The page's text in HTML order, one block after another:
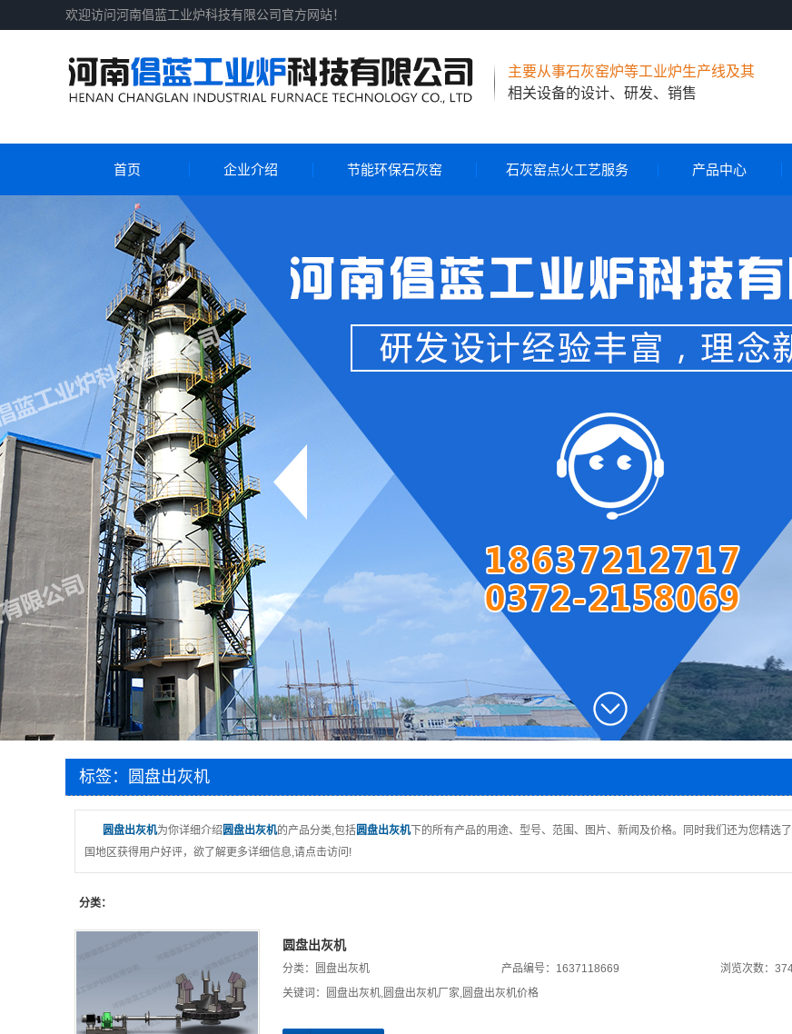
欢迎访问河南倡蓝工业炉科技有限公司官方网站！
主要从事石灰窑炉等工业炉生产线及其
相关设备的设计、研发、销售
首页 企业介绍 节能环保石灰窑 石灰窑点火工艺服务 产品中心
气煤两用石灰窑
石灰窑点火工艺服务
石灰窑电子称量设备
智能料位计
智能主令控制器
除尘器
脱硫塔
石灰窑专用卷扬机
2 3
标签：圆盘出灰机
圆盘出灰机为你详细介绍 圆盘出灰机的产品分类,包括圆盘出灰机下的所有产品的用途、型号、范围、图片、新闻及价格。同时我们还为您精选了
国地区获得用户好评，欲了解更多详细信息,请点击访问!
分类：
圆盘出灰机
分类： 圆盘出灰机 产品编号：1637118669
浏览次数：
关键词：
圆盘出灰机,圆盘出灰机厂家,圆盘出灰机价格